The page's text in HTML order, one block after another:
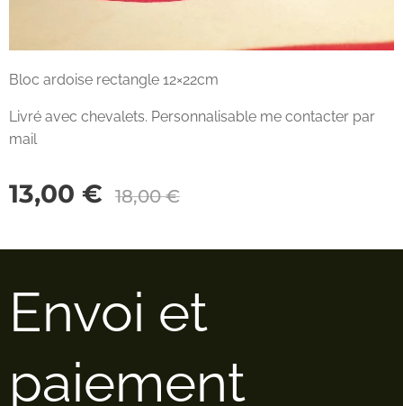
Bloc ardoise rectangle 12×22cm
Livré avec chevalets. Personnalisable me contacter par
mail
13,00 € 18,00€
Envoi et
paiement